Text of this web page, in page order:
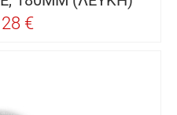
28 €